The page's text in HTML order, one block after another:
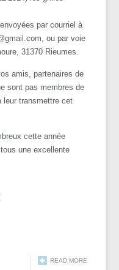
par courriel à
ou par voie
31370 Rieumes.
amis, partenaires de
sont pas membres de
leur transmettre cet
cette année
une excellente
READ MORE